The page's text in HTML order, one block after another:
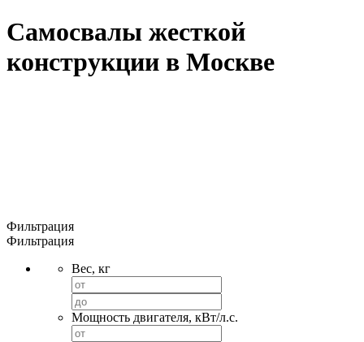
Самосвалы жесткой
конструкции в Москве
Фильтрация
Фильтрация
Вес, кг
Мощность двигателя, кВт/л.с.